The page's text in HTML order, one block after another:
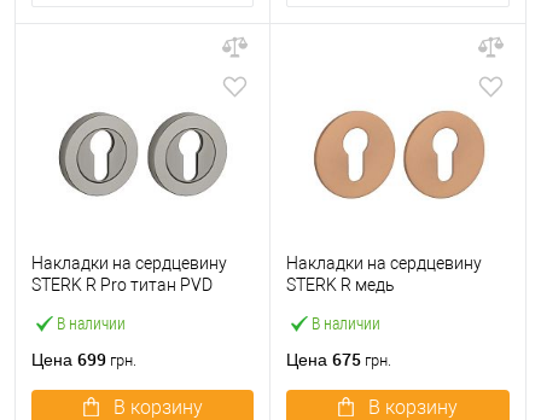
В наличии
Накладки на сердцевину
STERK R Pro титан PVD
Цена 699 грн.
В корзину
В наличии
Накладки на сердцевину
STERK R медь
Цена 675 грн.
В корзину